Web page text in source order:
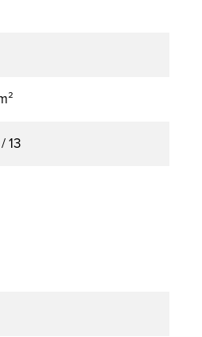
13